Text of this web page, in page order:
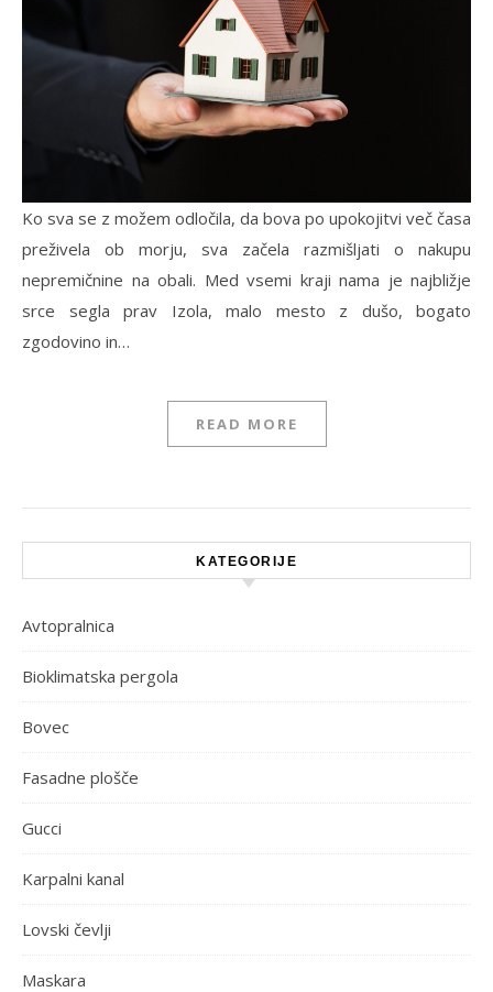
Ko sva se z možem odločila, da bova po upokojitvi več časa
preživela ob morju, sva začela razmišljati o nakupu
nepremičnine na obali. Med vsemi kraji nama je najbližje
srce segla prav Izola, malo mesto z dušo, bogato
zgodovino in…
READ MORE
KATEGORIJE
Avtopralnica
Bioklimatska pergola
Bovec
Fasadne plošče
Gucci
Karpalni kanal
Lovski čevlji
Maskara